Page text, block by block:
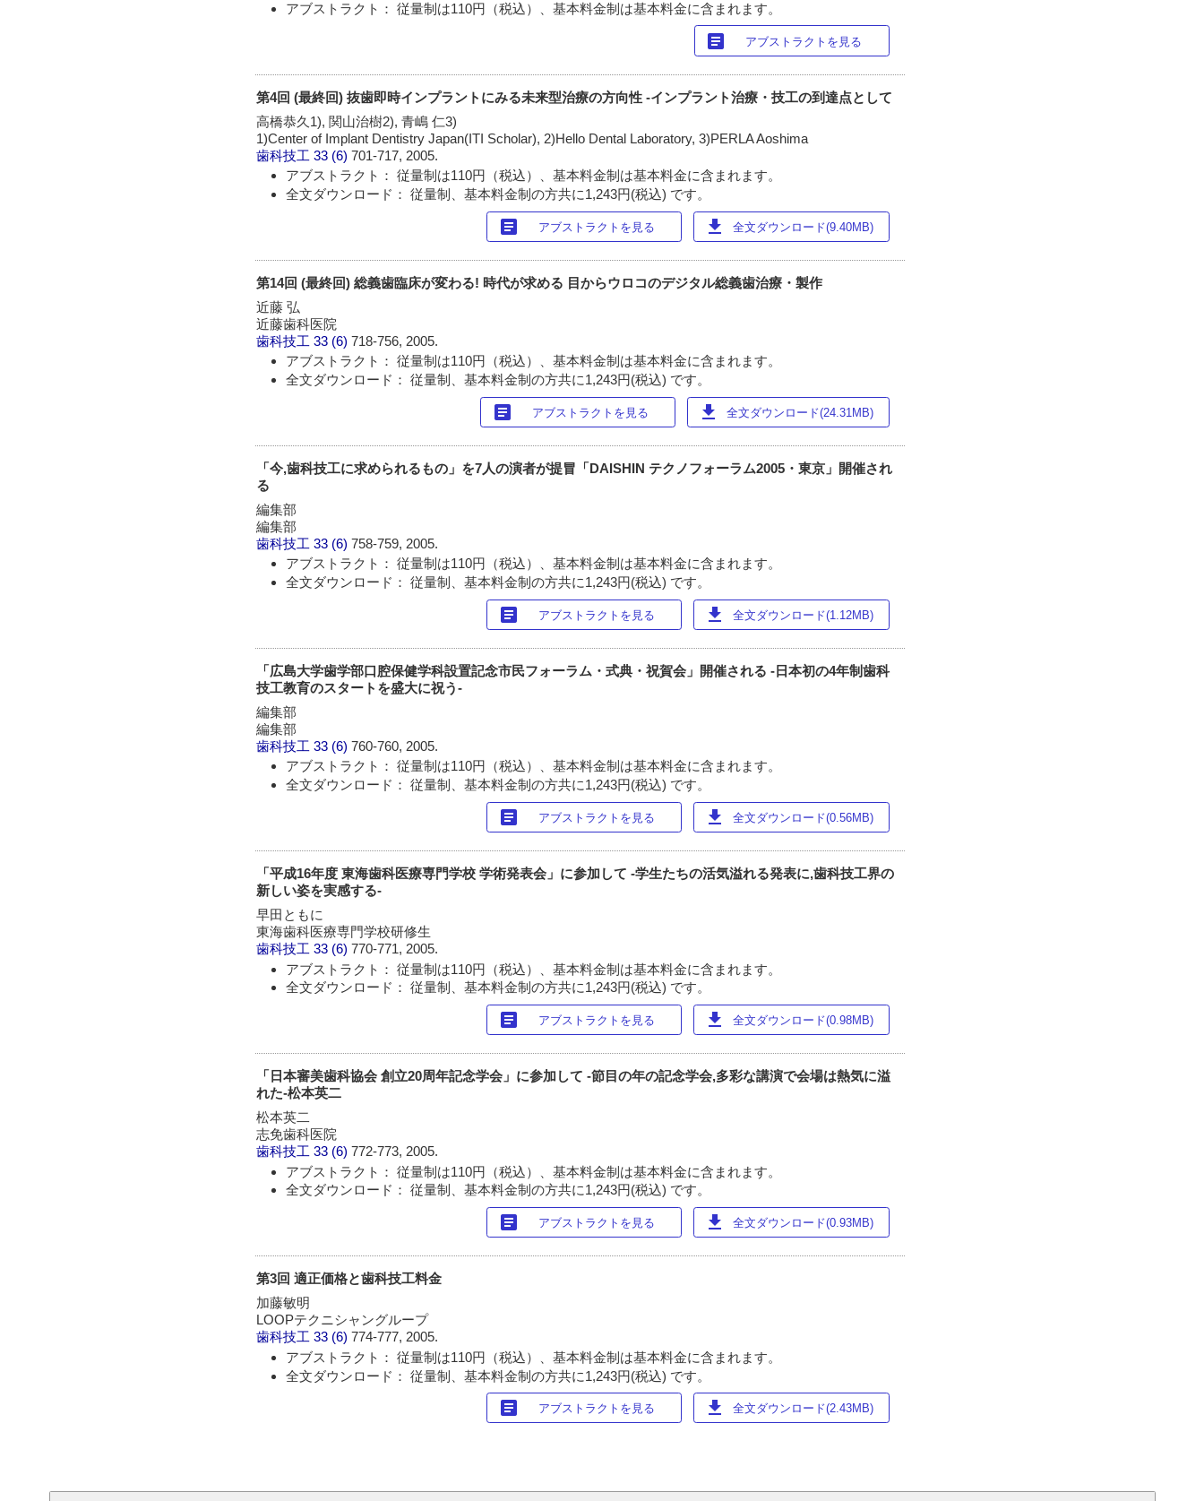
アブストラクト： 従量制は110円（税込）、基本料金制は基本料金に含まれます。
article アブストラクトを見る
第4回 (最終回) 抜歯即時インプラントにみる未来型治療の方向性 -インプラント治療・技工の到達点として
高橋恭久1), 関山治樹2), 青嶋 仁3)
1)Center of Implant Dentistry Japan(ITI Scholar), 2)Hello Dental Laboratory, 3)PERLA Aoshima
歯科技工 33 (6)701-717, 2005.
アブストラクト： 従量制は110円（税込）、基本料金制は基本料金に含まれます。
全文ダウンロード： 従量制、基本料金制の方共に1,243円(税込) です。
article アブストラクトを見る download 全文ダウンロード(9.40MB)
第14回 (最終回) 総義歯臨床が変わる! 時代が求める 目からウロコのデジタル総義歯治療・製作
近藤 弘
近藤歯科医院
歯科技工 33 (6)718-756, 2005.
アブストラクト： 従量制は110円（税込）、基本料金制は基本料金に含まれます。
全文ダウンロード： 従量制、基本料金制の方共に1,243円(税込) です。
article アブストラクトを見る download 全文ダウンロード(24.31MB)
「今,歯科技工に求められるもの」を7人の演者が提冒「DAISHIN テクノフォーラム2005・東京」開催され
る
編集部
編集部
歯科技工 33 (6)758-759, 2005.
アブストラクト： 従量制は110円（税込）、基本料金制は基本料金に含まれます。
全文ダウンロード： 従量制、基本料金制の方共に1,243円(税込) です。
article アブストラクトを見る download 全文ダウンロード(1.12MB)
「広島大学歯学部口腔保健学科設置記念市民フォーラム・式典・祝賀会」開催される -日本初の4年制歯科
技工教育のスタートを盛大に祝う-
編集部
編集部
歯科技工 33 (6)760-760, 2005.
アブストラクト： 従量制は110円（税込）、基本料金制は基本料金に含まれます。
全文ダウンロード： 従量制、基本料金制の方共に1,243円(税込) です。
article アブストラクトを見る download 全文ダウンロード(0.56MB)
「平成16年度 東海歯科医療専門学校 学術発表会」に参加して -学生たちの活気溢れる発表に,歯科技工界の
新しい姿を実感する-
早田ともに
東海歯科医療専門学校研修生
歯科技工 33 (6)770-771, 2005.
アブストラクト： 従量制は110円（税込）、基本料金制は基本料金に含まれます。
全文ダウンロード： 従量制、基本料金制の方共に1,243円(税込) です。
article アブストラクトを見る download 全文ダウンロード(0.98MB)
「日本審美歯科協会 創立20周年記念学会」に参加して -節目の年の記念学会,多彩な講演で会場は熱気に溢
れた-松本英二
松本英二
志免歯科医院
歯科技工 33 (6)772-773, 2005.
アブストラクト： 従量制は110円（税込）、基本料金制は基本料金に含まれます。
全文ダウンロード： 従量制、基本料金制の方共に1,243円(税込) です。
article アブストラクトを見る download 全文ダウンロード(0.93MB)
第3回 適正価格と歯科技工料金
加藤敏明
LOOPテクニシャングループ
歯科技工 33 (6)774-777, 2005.
アブストラクト： 従量制は110円（税込）、基本料金制は基本料金に含まれます。
全文ダウンロード： 従量制、基本料金制の方共に1,243円(税込) です。
article アブストラクトを見る download 全文ダウンロード(2.43MB)